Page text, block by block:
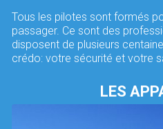
Tous les pilotes sont formés
passager. Ce sont des
disposent de plusieurs
crédo: votre sécurité et votre
LES